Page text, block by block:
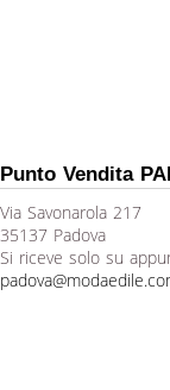
Punto Vendita
Via Savonarola 217
35137 Padova
Si riceve solo su